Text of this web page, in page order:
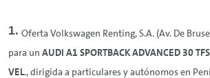
Oferta Volkswagen Renting, S.A. (Av. De
para un AUDI A1 SPORTBACK ADVANCED 30
VEL., dirigida a particulares y autónomos en